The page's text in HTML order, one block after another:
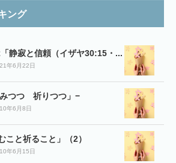
ング
静寂と信頼（イザヤ30:15・...
年6月22日
つつ 祈りつつ」−
年6月8日
こと祈ること」（2）
年6月15日